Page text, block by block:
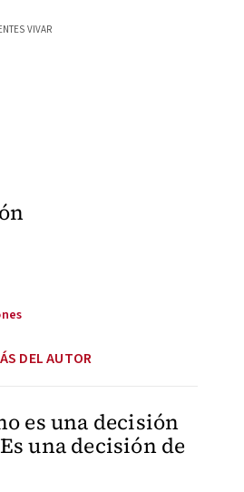
VIVAR
DEL AUTOR
es una decisión
una decisión de